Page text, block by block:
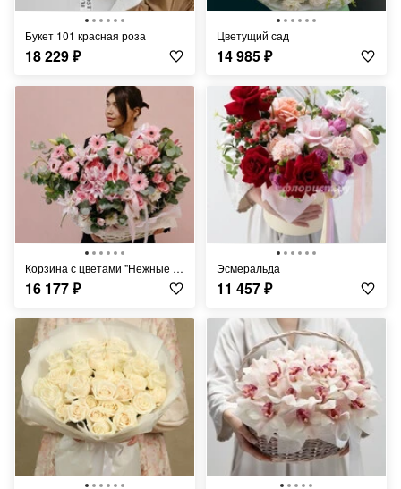
Букет 101 красная роза
18 229₽
Цветущий сад
14 985₽
Корзина с цветами "Нежные чувства"
16 177₽
Эсмеральда
11 457₽